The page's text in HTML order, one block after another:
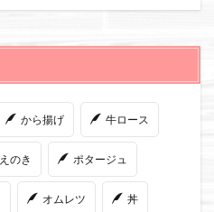
から揚げ 牛ロース
えのき ポタージュ
オムレツ 丼